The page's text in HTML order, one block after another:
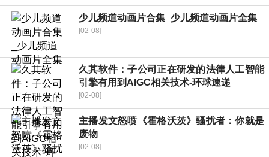
少儿频道动画片合集_少儿频道动画片全集
[02-08]
久其软件：子公司正在研发的法律人工智能
引擎有用到AIGC相关技术-环球速递
[02-08]
主播发文怒喷《霍格沃茨》骚扰者：你就是
废物
[02-08]